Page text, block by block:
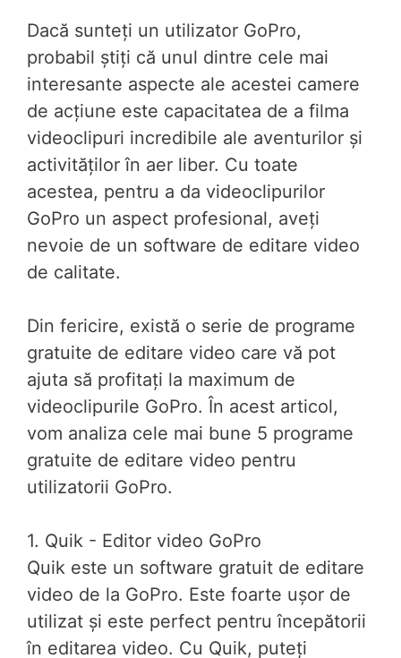
Dacă sunteți un utilizator GoPro,
probabil știți că unul dintre cele mai
interesante aspecte ale acestei camere
de acțiune este capacitatea de a filma
videoclipuri incredibile ale aventurilor și
activităților în aer liber. Cu toate
acestea, pentru a da videoclipurilor
GoPro un aspect profesional, aveți
nevoie de un software de editare video
de calitate.
Din fericire, există o serie de programe
gratuite de editare video care vă pot
ajuta să profitați la maximum de
videoclipurile GoPro. În acest articol,
vom analiza cele mai bune 5 programe
gratuite de editare video pentru
utilizatorii GoPro.
1. Quik - Editor video GoPro
Quik este un software gratuit de editare
video de la GoPro. Este foarte ușor de
utilizat și este perfect pentru începătorii
în editarea video. Cu Quik, puteți